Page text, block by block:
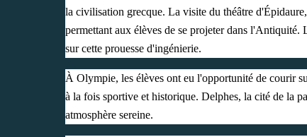
la civilisation grecque. La visite du théâtre
permettant aux élèves de se projeter dans l'Antiquité.
sur cette prouesse d'ingénierie.
À Olympie, les élèves ont eu l'opportunité de courir
à la fois sportive et historique. Delphes, la cité de la
atmosphère sereine.